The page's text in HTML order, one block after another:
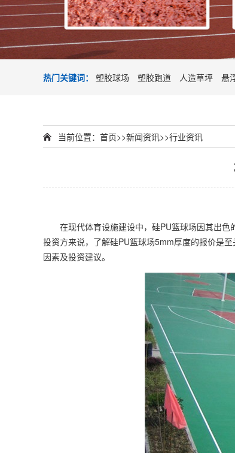
热门关键词： 塑胶球场 塑胶跑道 人造草坪 悬
当前位置： 首页>>新闻资讯>>行业资讯
在现代体育设施建设中， 硅PU篮球场因其出色
投资方来说，了解硅PU篮球场5mm厚度的报价是
因素及投资建议。